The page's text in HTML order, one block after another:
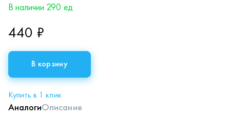
В наличии 290 ед
440 ₽
В корзину
Купить в 1 клик
АналогиОписание